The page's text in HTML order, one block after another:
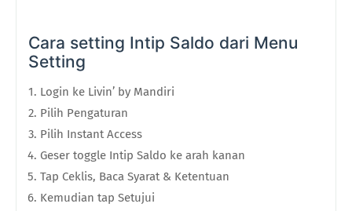
Cara setting Intip Saldo dari Menu
Setting
Login ke Livin’ by Mandiri
Pilih Pengaturan
Pilih Instant Access
Geser toggle Intip Saldo ke arah kanan
Tap Ceklis, Baca Syarat & Ketentuan
Kemudian tap Setujui